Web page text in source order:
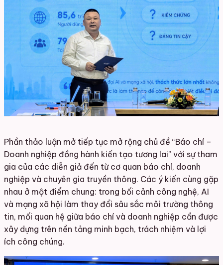
Phần thảo luận mở tiếp tục mở rộng chủ đề “Báo chí –
Doanh nghiệp đồng hành kiến tạo tương lai” với sự tham
gia của các diễn giả đến từ cơ quan báo chí, doanh
nghiệp và chuyên gia truyền thông. Các ý kiến cùng gặp
nhau ở một điểm chung: trong bối cảnh công nghệ, AI
và mạng xã hội làm thay đổi sâu sắc môi trường thông
tin, mối quan hệ giữa báo chí và doanh nghiệp cần được
xây dựng trên nền tảng minh bạch, trách nhiệm và lợi
ích công chúng.